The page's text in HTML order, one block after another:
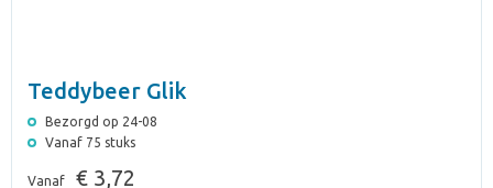
Teddybeer Glik
Bezorgd op 24-08
Vanaf 75 stuks
Vanaf € 3,72